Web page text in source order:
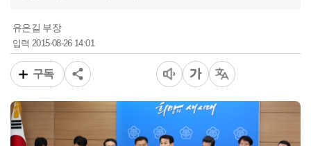
유은길 부장
입력2015-08-26 14:01
구독